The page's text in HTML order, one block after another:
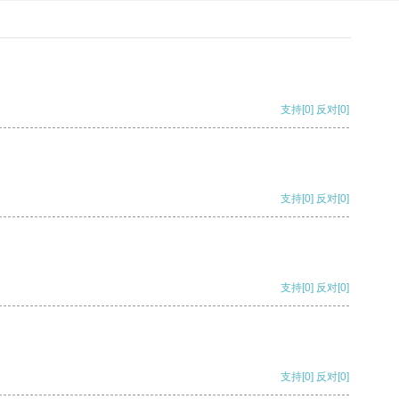
支持[0] 反对[0]
支持[0] 反对[0]
支持[0] 反对[0]
支持[0] 反对[0]